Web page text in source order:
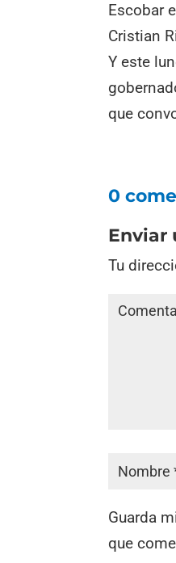
Escobar
Cristian
Y este
que
0
Enviar
Tu
Guarda
que